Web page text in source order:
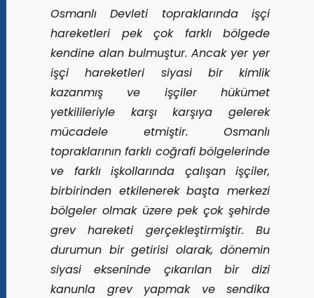
Osmanlı Devleti topraklarında işçi
hareketleri pek çok farklı bölgede
kendine alan bulmuştur. Ancak yer yer
işçi hareketleri siyasi bir kimlik
kazanmış ve işçiler hükümet
yetkilileriyle karşı karşıya gelerek
mücadele etmiştir. Osmanlı
topraklarının farklı coğrafi bölgelerinde
ve farklı işkollarında çalışan işçiler,
birbirinden etkilenerek başta merkezi
bölgeler olmak üzere pek çok şehirde
grev hareketi gerçekleştirmiştir. Bu
durumun bir getirisi olarak, dönemin
siyasi ekseninde çıkarılan bir dizi
kanunla grev yapmak ve sendika